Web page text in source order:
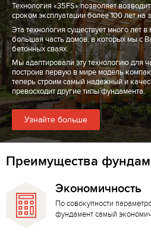
Технология «35FS» позволяет
сроком эксплуатации более 100 лет
Эта технология существует много лет
большая часть домов, в которых мы с
бетонных сваях.
Мы адаптировали эту технологию для
построив первую в мире модель
теперь строим самый надежный и
превосходит другие типы фундамента.
Узнайте больше
Преимущества
Экономичность
По совокупности
фундамент самый